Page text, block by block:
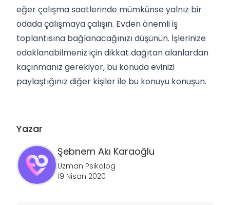
eğer çalışma saatlerinde mümkünse yalnız bir
odada çalışmaya çalışın. Evden önemli iş
toplantısına bağlanacağınızı düşünün. İşlerinize
odaklanabilmeniz için dikkat dağıtan alanlardan
kaçınmanız gerekiyor, bu konuda evinizi
paylaştığınız diğer kişiler ile bu konuyu konuşun.
Yazar
Şebnem Akı Karaoğlu
Uzman Psikolog
19 Nisan 2020